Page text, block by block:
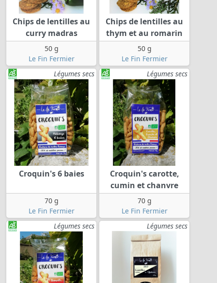
Chips de lentilles au
curry madras
50 g
Le Fin Fermier
Chips de lentilles au
thym et au romarin
50 g
Le Fin Fermier
Légumes secs
Croquin's 6 baies
70 g
Le Fin Fermier
Légumes secs
Croquin's carotte,
cumin et chanvre
70 g
Le Fin Fermier
Légumes secs
Légumes secs